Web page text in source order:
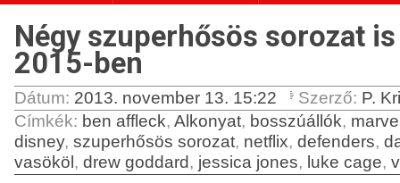
Négy szuperhősös sorozat
2015-ben
Dátum: 2013. november 13. 15:22 Szerző: P.
Címkék: ben affleck, Alkonyat, bosszúállók,
disney, szuperhősös sorozat, netflix, defenders,
vasököl , drew goddard, jessica jones, luke cage,